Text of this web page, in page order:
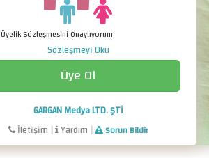
Üyelik Sözleşmesini Onaylıyorum
Sözleşmeyi Oku
GARGAN Medya LTD. ŞTİ
İletişim | Yardım | Sorun Bildir